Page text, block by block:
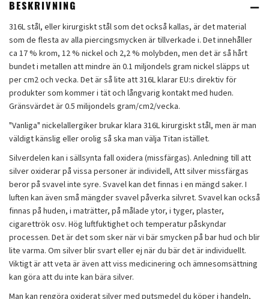
BESKRIVNING
316L stål, eller kirurgiskt stål som det också kallas, är det material
som de flesta av alla piercingsmycken är tillverkade i. Det innehåller
ca 17 % krom, 12 % nickel och 2,2 % molybden, men det är så hårt
bundet i metallen att mindre än 0.1 miljondels gram nickel släpps ut
per cm2 och vecka. Det är så lite att 316L klarar EU:s direktiv för
produkter som kommer i tät och långvarig kontakt med huden.
Gränsvärdet är 0.5 milijondels gram/cm2/vecka.
"Vanliga" nickelallergiker brukar klara 316L kirurgiskt stål, men är man
väldigt känslig eller orolig så ska man välja Titan istället.
Silverdelen kan i sällsynta fall oxidera (missfärgas). Anledning till att
silver oxiderar på vissa personer är individell, Att silver missfärgas
beror på svavel inte syre. Svavel kan det finnas i en mängd saker. I
luften kan även små mängder svavel påverka silvret. Svavel kan också
finnas på huden, i maträtter, på målade ytor, i tyger, plaster,
cigarettrök osv. Hög luftfuktighet och temperatur påskyndar
processen. Det är det som sker när vi bär smycken på bar hud och blir
lite varma. Om silver blir svart eller ej när du bär det är individuellt.
Viktigt är att veta är även att viss medicinering och ämnesomsättning
kan göra att du inte kan bära silver.
Man kan rengöra oxiderat silver med putsmedel du köper i handeln,